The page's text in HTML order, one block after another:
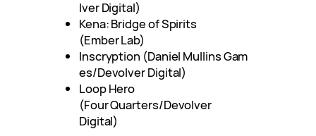
lver Digital)
Kena: Bridge of Spirits
(Ember Lab)
Inscryption (Daniel Mullins Gam
es/Devolver Digital)
Loop Hero
(Four Quarters/Devolver
Digital)